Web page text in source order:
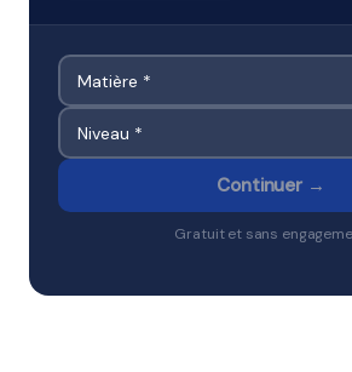
Continuer →
Gratuit et sans